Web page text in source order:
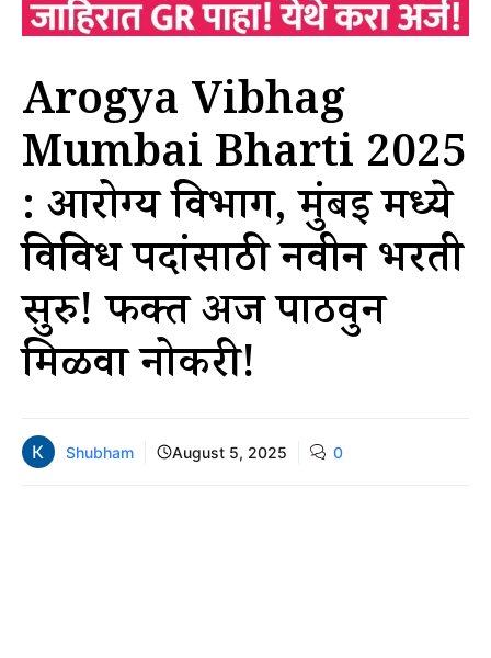
Arogya Vibhag
Mumbai Bharti 2025
: आरोग्य विभाग, मुंबई मध्ये
विविध पदांसाठी नवीन भरती
सुरु! फक्त अर्ज पाठवुन
मिळवा नोकरी!
Shubham August 5, 2025 0